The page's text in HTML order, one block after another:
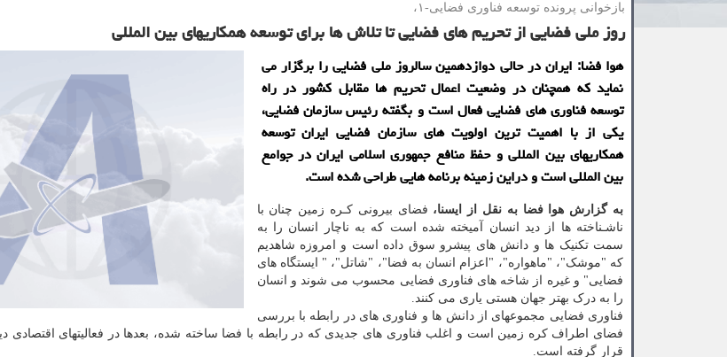
بازخوانی پرونده توسعه فناوری فضایی-۱،
روز ملی فضایی از تحریم های فضایی تا تلاش ها برای توسعه همكاریهای بین المللی
هوا فضا: ایران در حالی دوازدهمین سالروز ملی فضایی را برگزار می
نماید که همچنان در وضعیت اعمال تحریم ها مقابل کشور در راه
توسعه فناوری های فضایی فعال است و بگفته رئیس سازمان فضایی،
یکی از با اهمیت ترین اولویت های سازمان فضایی ایران توسعه
همکاریهای بین المللی و حفظ منافع جمهوری اسلامی ایران در جوامع
بین المللی است و دراین زمینه برنامه هایی طراحی شده است.
به گزارش هوا فضا به نقل از ایسنا، فضای بیرونی کـره زمین چنان با
ناشـناخته ها از دید انسان آمیخته شده است که به ناچار انسان را به
سمت تکنیک ها و دانش های پیشرو سوق داده است و امروزه شاهدیم
که "موشک"، "ماهواره"، "اعزام انسان به فضا"، "شاتل"، " ایستگاه های
فضایی" و غیره از شاخه های فناوری فضایی محسوب می شوند و انسان
را به درک بهتر جهان هستی یاری می کنند.
فناوری فضایی مجموعه‎ای از دانش ها و فناوری های در رابطه با بررسی
فضای اطراف کره زمین است و اغلب فناوری های جدیدی که در رابطه با فضا ساخته شده، بعدها در فعالیتهای اقتصادی
قرار گرفته است.